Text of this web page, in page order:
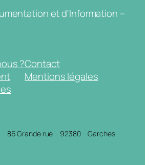
et d'Information –
?Contact
Mentions légales
86 Grande rue – 92380 – Garches –